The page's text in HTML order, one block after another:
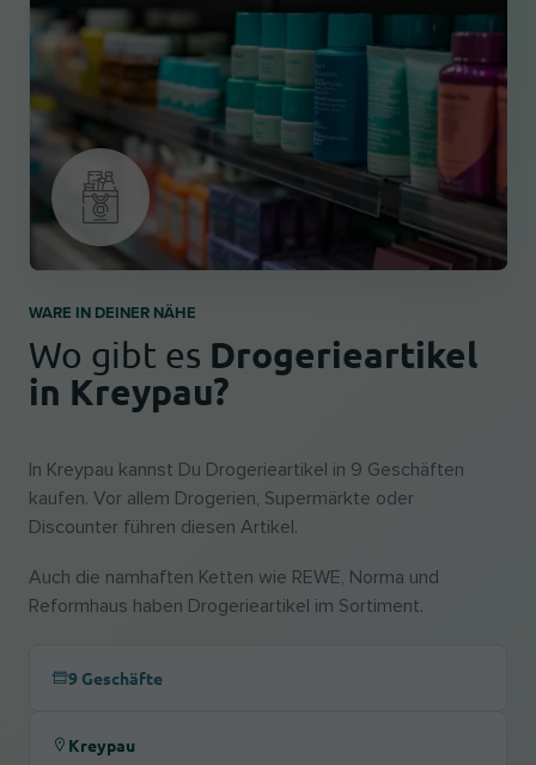
WARE IN DEINER NÄHE
Wo gibt es Drogerieartikel
in Kreypau?
In Kreypau kannst Du Drogerieartikel in 9 Geschäften
kaufen. Vor allem Drogerien, Supermärkte oder
Discounter führen diesen Artikel.
Auch die namhaften Ketten wie REWE, Norma und
Reformhaus haben Drogerieartikel im Sortiment.
9 Geschäfte
Kreypau